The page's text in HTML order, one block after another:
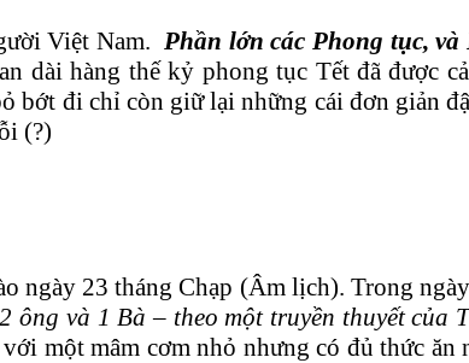
Việt Nam.Phần lớn các Phong tục,
dài hàng thế kỷ phong tục Tết đã được
bớt đi chỉ còn giữ lại những cái đơn giản
(?)
ngày 23 tháng Chạp (Âm lịch). Trong
ông và 1 Bà – theo một truyền thuyết
một mâm cơm nhỏ nhưng có đủ thức ăn